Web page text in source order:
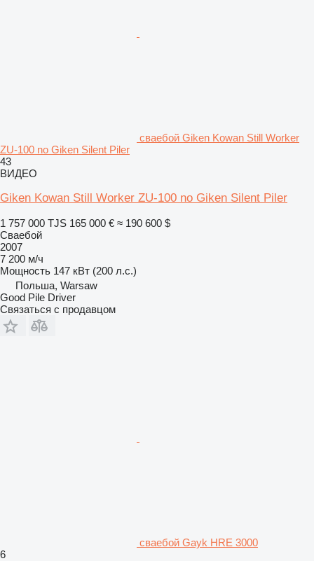
сваебой Giken Kowan Still Worker
ZU-100 no Giken Silent Piler
43
ВИДЕО
Giken Kowan Still Worker ZU-100 no Giken Silent Piler
1 757 000 TJS 165 000 € ≈ 190 600 $
Сваебой
2007
7 200 м/ч
Мощность 147 кВт (200 л.с.)
Польша, Warsaw
Good Pile Driver
Связаться с продавцом
сваебой Gayk HRE 3000
6